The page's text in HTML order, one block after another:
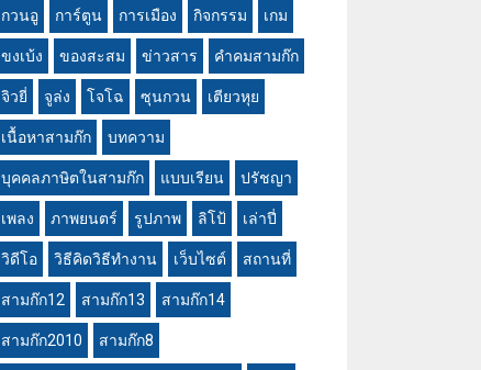
กวนอู การ์ตูน การเมือง กิจกรรม เกม
ขงเบ้ง ของสะสม ข่าวสาร คำคมสามก๊ก
จิวยี่ จูล่ง โจโฉ ซุนกวน เตียวหุย
เนื้อหาสามก๊ก บทความ
บุคคลภาษิตในสามก๊ก แบบเรียน ปรัชญา
เพลง ภาพยนตร์ รูปภาพ ลิโป้ เล่าปี่
วิดีโอ วิธีคิดวิธีทำงาน เว็บไซต์ สถานที่
สามก๊ก12 สามก๊ก13 สามก๊ก14
สามก๊ก2010 สามก๊ก8